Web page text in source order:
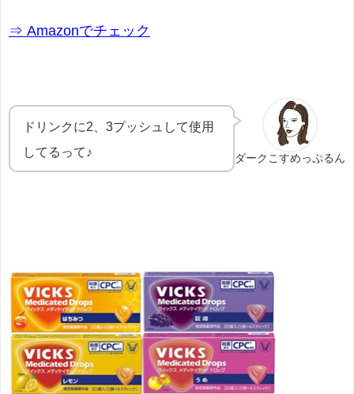
⇒ Amazonでチェック
ダークこすめっぷるん
ドリンクに2、3プッシュして使用
してるって♪